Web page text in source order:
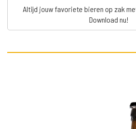
Altijd jouw favoriete bieren op zak
Download nu!